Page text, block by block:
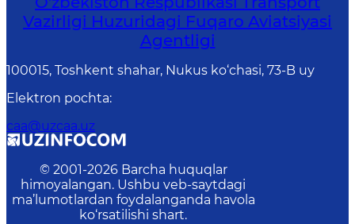
Vazirligi Huzuridagi Fuqaro Aviatsiyasi
Agentligi
100015, Toshkent shahar, Nukus ko‘chasi, 73-B uу
Elektron pochta:
caa@uzcaa.uz
© 2001-2026 Barcha huquqlar
himoyalangan. Ushbu veb-saytdagi
ma’lumotlardan foydalanganda havola
ko‘rsatilishi shart.